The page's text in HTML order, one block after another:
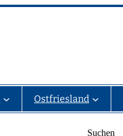
Ostfriesland
Suchen